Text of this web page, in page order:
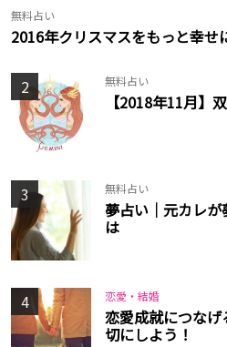
無料占い
2016年クリスマスをもっと幸せ
2 無料占い
【2018年11月】
3 無料占い
夢占い│元カレが
は
4 恋愛・結婚
恋愛成就につな
切にしよう！